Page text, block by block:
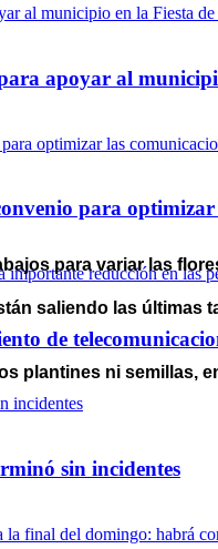
apoyar al
para optimizar
de
sin incidentes
para variar las
saliendo las
plantines ni semillas,